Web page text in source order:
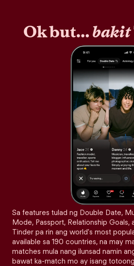
Ok but…bakit
Sa features tulad ng Double Date,
Mode, Passport, Relationship Goals,
Tinder pa rin ang world's most
available sa 190 countries, na may
matches mula nang ilunsad namin
bawat ka-match mo ay isang